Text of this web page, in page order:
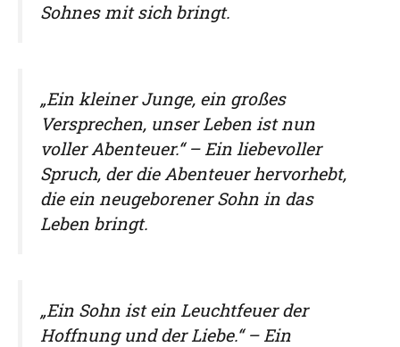
Sohnes mit sich bringt.
„Ein kleiner Junge, ein großes
Versprechen, unser Leben ist nun
voller Abenteuer.“ – Ein liebevoller
Spruch, der die Abenteuer hervorhebt,
die ein neugeborener Sohn in das
Leben bringt.
„Ein Sohn ist ein Leuchtfeuer der
Hoffnung und der Liebe.“ – Ein